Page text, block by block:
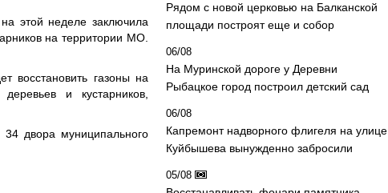
этой неделе заключила
на территории МО.
восстановить газоны на
и кустарников,
двора муниципального
Рядом с новой церковью на Балканской
площади построят еще и собор
06/08
На Муринской дороге у Деревни
Рыбацкое город построил детский сад
06/08
Капремонт надворного флигеля на улице
Куйбышева вынужденно забросили
05/08